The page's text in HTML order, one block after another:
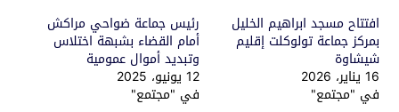
افتتاح مسجد ابراهيم الخليل
بمركز جماعة تولوكلت إقليم
شيشاوة
16 يناير، 2026
في "مجتمع"
رئيس جماعة ضواحي مراكش
أمام القضاء بشبهة اختلاس
وتبديد أموال عمومية
12 يونيو، 2025
في "مجتمع"